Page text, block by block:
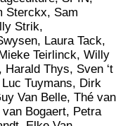
Sterckx, Sam
Strik,
Laura Tack,
Teirlinck, Willy
Thys, Sven ‘t
Tuymans, Dirk
Van Belle, Thé van
Bogaert, Petra